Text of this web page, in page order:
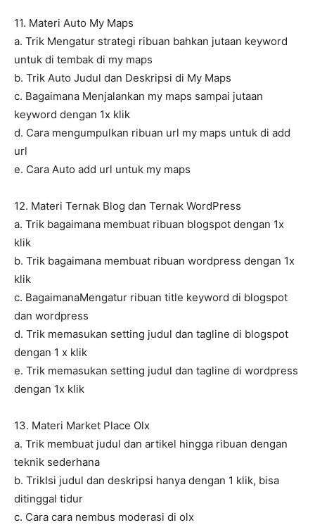
11. Materi Auto My Maps
a. Trik Mengatur strategi ribuan bahkan jutaan keyword
untuk di tembak di my maps
b. Trik Auto Judul dan Deskripsi di My Maps
c. Bagaimana Menjalankan my maps sampai jutaan
keyword dengan 1x klik
d. Cara mengumpulkan ribuan url my maps untuk di add
url
e. Cara Auto add url untuk my maps
12. Materi Ternak Blog dan Ternak WordPress
a. Trik bagaimana membuat ribuan blogspot dengan 1x
klik
b. Trik bagaimana membuat ribuan wordpress dengan 1x
klik
c. BagaimanaMengatur ribuan title keyword di blogspot
dan wordpress
d. Trik memasukan setting judul dan tagline di blogspot
dengan 1 x klik
e. Trik memasukan setting judul dan tagline di wordpress
dengan 1x klik
13. Materi Market Place Olx
a. Trik membuat judul dan artikel hingga ribuan dengan
teknik sederhana
b. TrikIsi judul dan deskripsi hanya dengan 1 klik, bisa
ditinggal tidur
c. Cara cara nembus moderasi di olx